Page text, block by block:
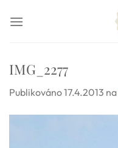
IMG_2277
Publikováno17.4.2013 na